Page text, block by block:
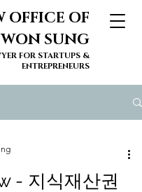
OFFICE OF
SUNG
FOR STARTUPS &
ENTREPRENEURS
- 지식재산권